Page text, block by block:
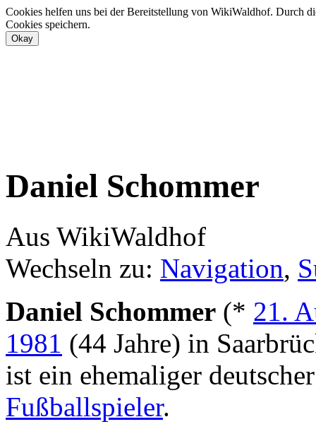
Cookies helfen uns bei der Bereitstellung von WikiWaldhof. Durch
Cookies speichern.
Daniel Schommer
Aus WikiWaldhof
Wechseln zu: Navigation,
Daniel Schommer (* 21.
1981 (44 Jahre) in
ist ein ehemaliger deutscher
Fußballspieler.